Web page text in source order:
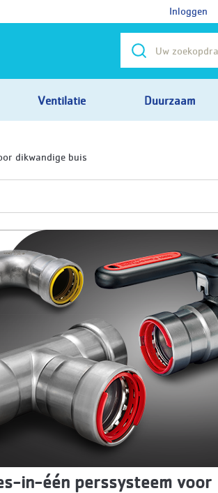
Inloggen
Ventilatie Duurzaam
dikwandige buis
in-één perssysteem voor